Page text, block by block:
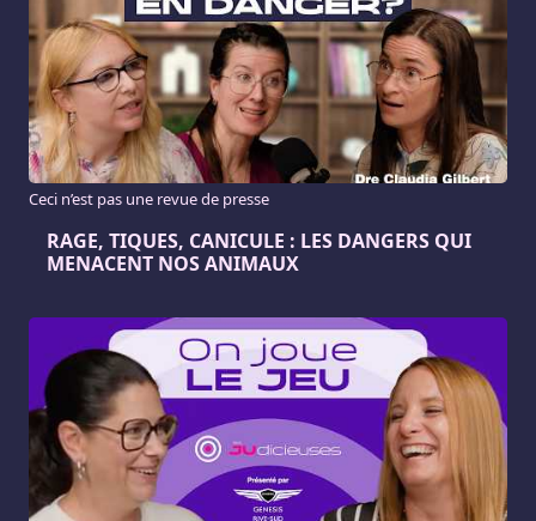
Ceci n’est pas une revue de presse
RAGE, TIQUES, CANICULE : LES DANGERS QUI
MENACENT NOS ANIMAUX